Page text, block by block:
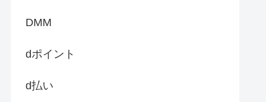
DMM
dポイント
d払い